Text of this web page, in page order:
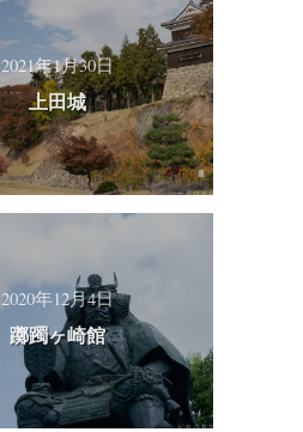
2021年1月30日
上田城
2020年12月4日
躑躅ヶ崎館